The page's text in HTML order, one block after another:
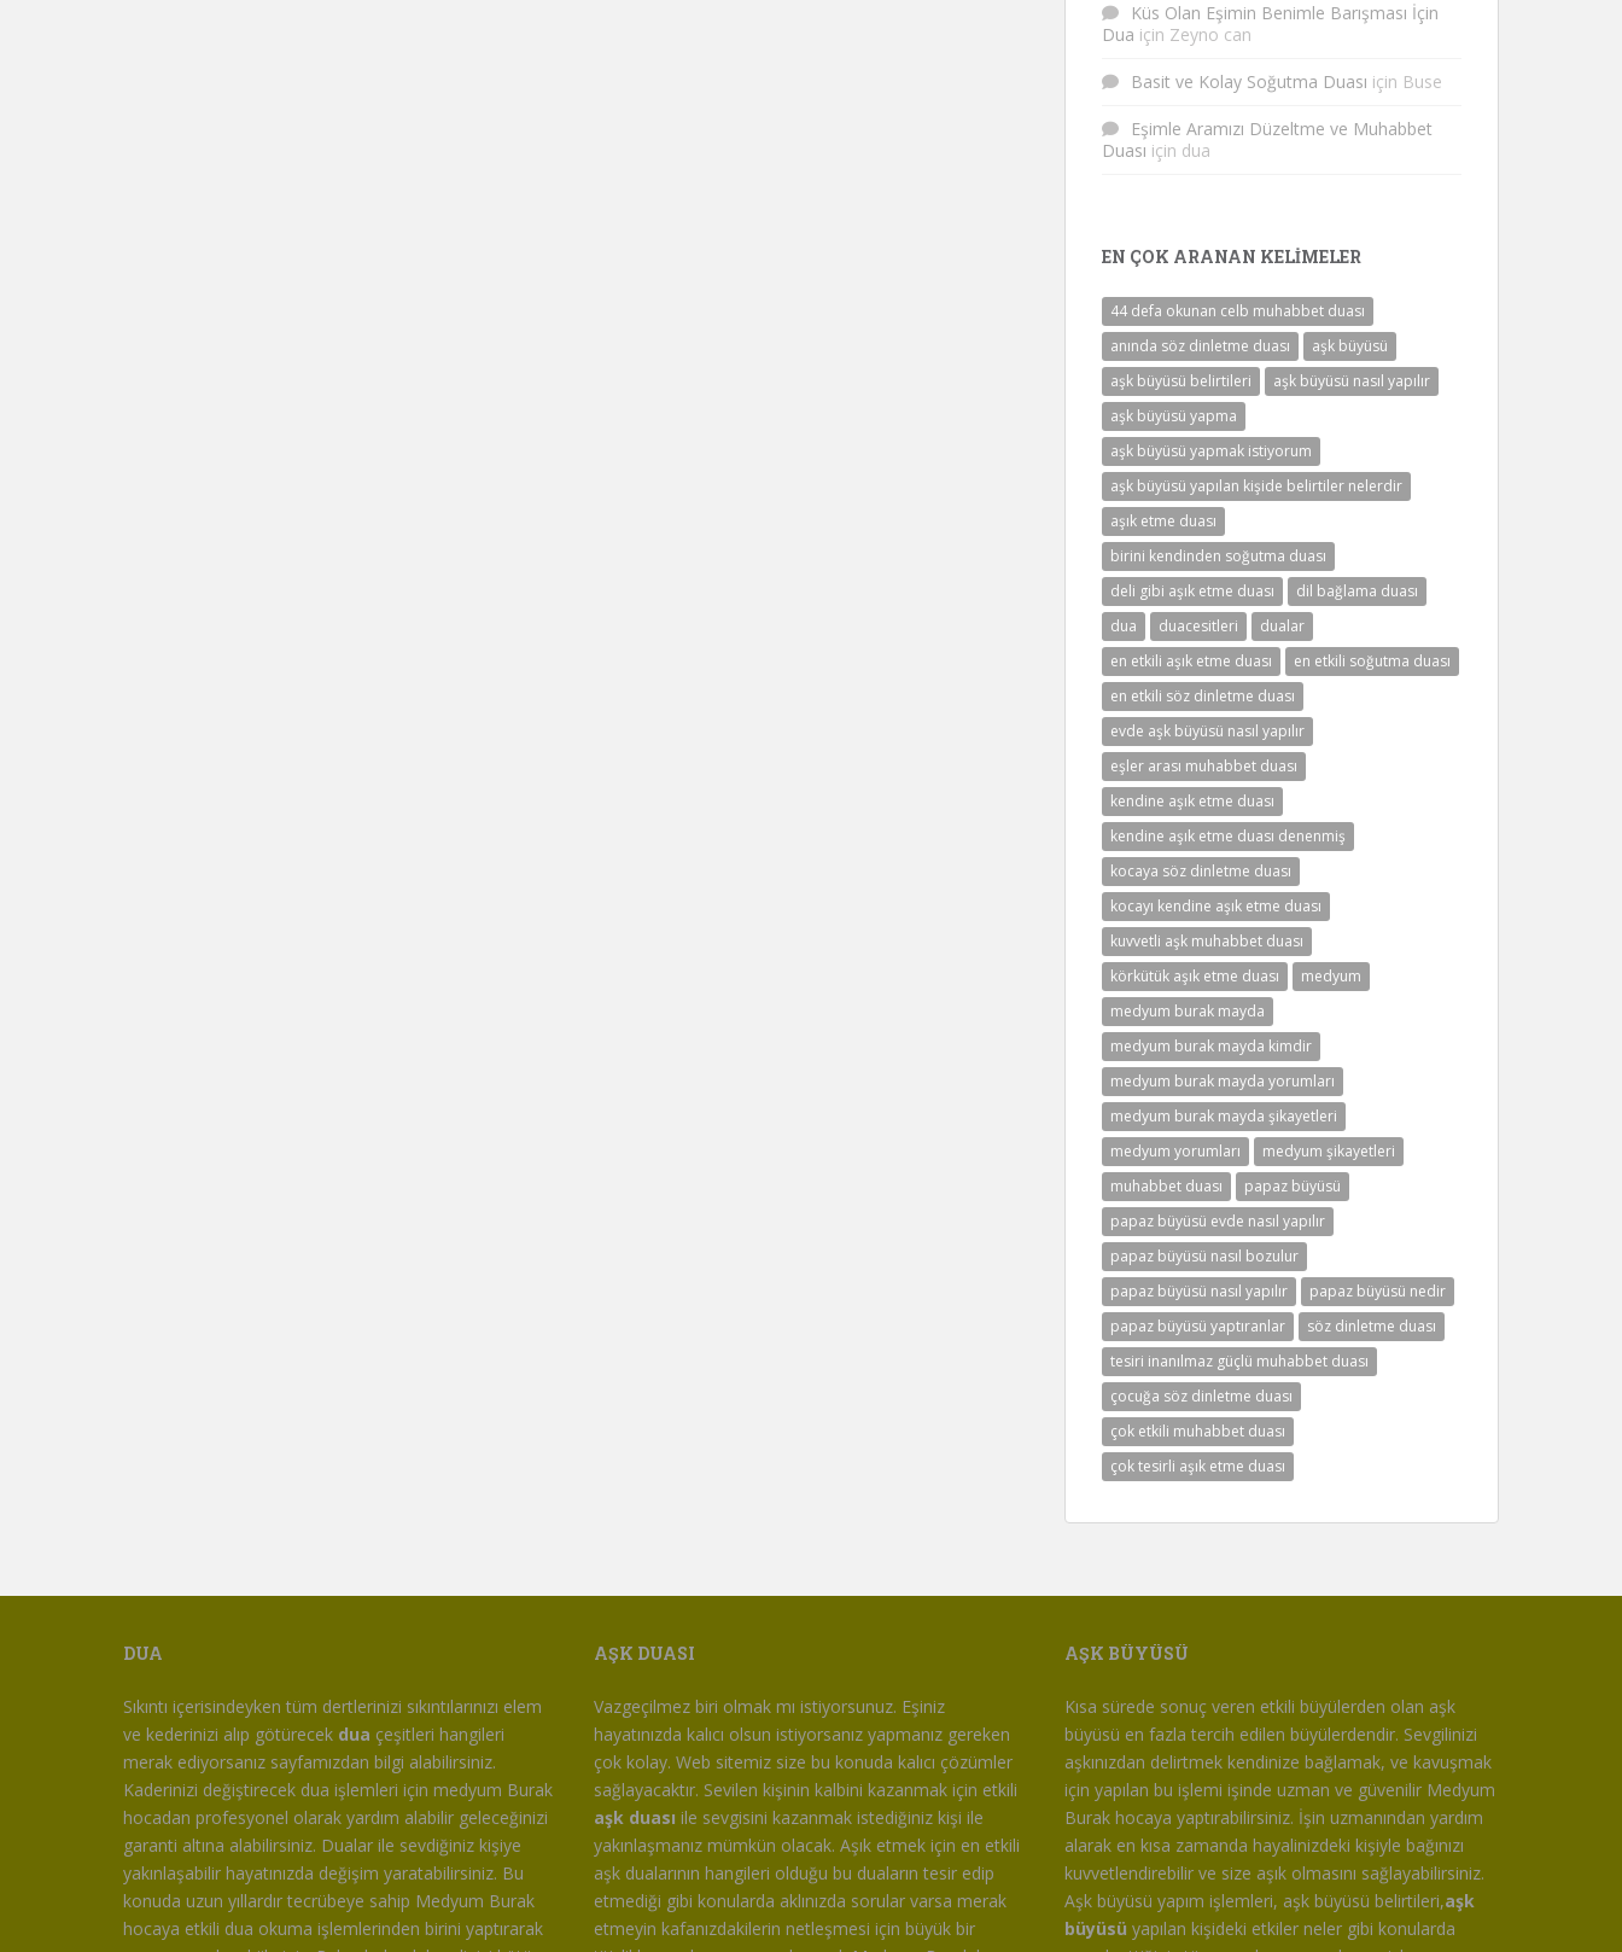
Küs Olan Eşimin Benimle Barışması İçin
Dua için Zeyno can
Basit ve Kolay Soğutma Duası için Buse
Eşimle Aramızı Düzeltme ve Muhabbet
Duası için dua
EN ÇOK ARANAN KELIMELER
44 defa okunan celb muhabbet duası
anında söz dinletme duası
aşk büyüsü
aşk büyüsü belirtileri
aşk büyüsü nasıl yapılır
aşk büyüsü yapma
aşk büyüsü yapmak istiyorum
aşk büyüsü yapılan kişide belirtiler nelerdir
aşık etme duası
birini kendinden soğutma duası
deli gibi aşık etme duası
dil bağlama duası
dua
duacesitleri
dualar
en etkili aşık etme duası
en etkili soğutma duası
en etkili söz dinletme duası
evde aşk büyüsü nasıl yapılır
eşler arası muhabbet duası
kendine aşık etme duası
kendine aşık etme duası denenmiş
kocaya söz dinletme duası
kocayı kendine aşık etme duası
kuvvetli aşk muhabbet duası
körkütük aşık etme duası
medyum
medyum burak mayda
medyum burak mayda kimdir
medyum burak mayda yorumları
medyum burak mayda şikayetleri
medyum yorumları
medyum şikayetleri
muhabbet duası
papaz büyüsü
papaz büyüsü evde nasıl yapılır
papaz büyüsü nasıl bozulur
papaz büyüsü nasıl yapılır
papaz büyüsü nedir
papaz büyüsü yaptıranlar
söz dinletme duası
tesiri inanılmaz güçlü muhabbet duası
çocuğa söz dinletme duası
çok etkili muhabbet duası
çok tesirli aşık etme duası
DUA
Sıkıntı içerisindeyken tüm dertlerinizi sıkıntılarınızı elem
ve kederinizi alıp götürecek dua çeşitleri hangileri
merak ediyorsanız sayfamızdan bilgi alabilirsiniz.
Kaderinizi değiştirecek dua işlemleri için medyum Burak
hocadan profesyonel olarak yardım alabilir geleceğinizi
garanti altına alabilirsiniz. Dualar ile sevdiğiniz kişiye
yakınlaşabilir hayatınızda değişim yaratabilirsiniz. Bu
konuda uzun yıllardır tecrübeye sahip Medyum Burak
hocaya etkili dua okuma işlemlerinden birini yaptırarak
AŞK DUASI
Vazgeçilmez biri olmak mı istiyorsunuz. Eşiniz
hayatınızda kalıcı olsun istiyorsanız yapmanız gereken
çok kolay. Web sitemiz size bu konuda kalıcı çözümler
sağlayacaktır. Sevilen kişinin kalbini kazanmak için etkili
aşk duası ile sevgisini kazanmak istediğiniz kişi ile
yakınlaşmanız mümkün olacak. Aşık etmek için en etkili
aşk dualarının hangileri olduğu bu duaların tesir edip
etmediği gibi konularda aklınızda sorular varsa merak
etmeyin kafanızdakilerin netleşmesi için büyük bir
AŞK BÜYÜSÜ
Kısa sürede sonuç veren etkili büyülerden olan aşk
büyüsü en fazla tercih edilen büyülerdendir. Sevgilinizi
aşkınızdan delirtmek kendinize bağlamak, ve kavuşmak
için yapılan bu işlemi işinde uzman ve güvenilir Medyum
Burak hocaya yaptırabilirsiniz. İşin uzmanından yardım
alarak en kısa zamanda hayalinizdeki kişiyle bağınızı
kuvvetlendirebilir ve size aşık olmasını sağlayabilirsiniz.
Aşk büyüsü yapım işlemleri, aşk büyüsü belirtileri,aşk
büyüsü yapılan kişideki etkiler neler gibi konularda